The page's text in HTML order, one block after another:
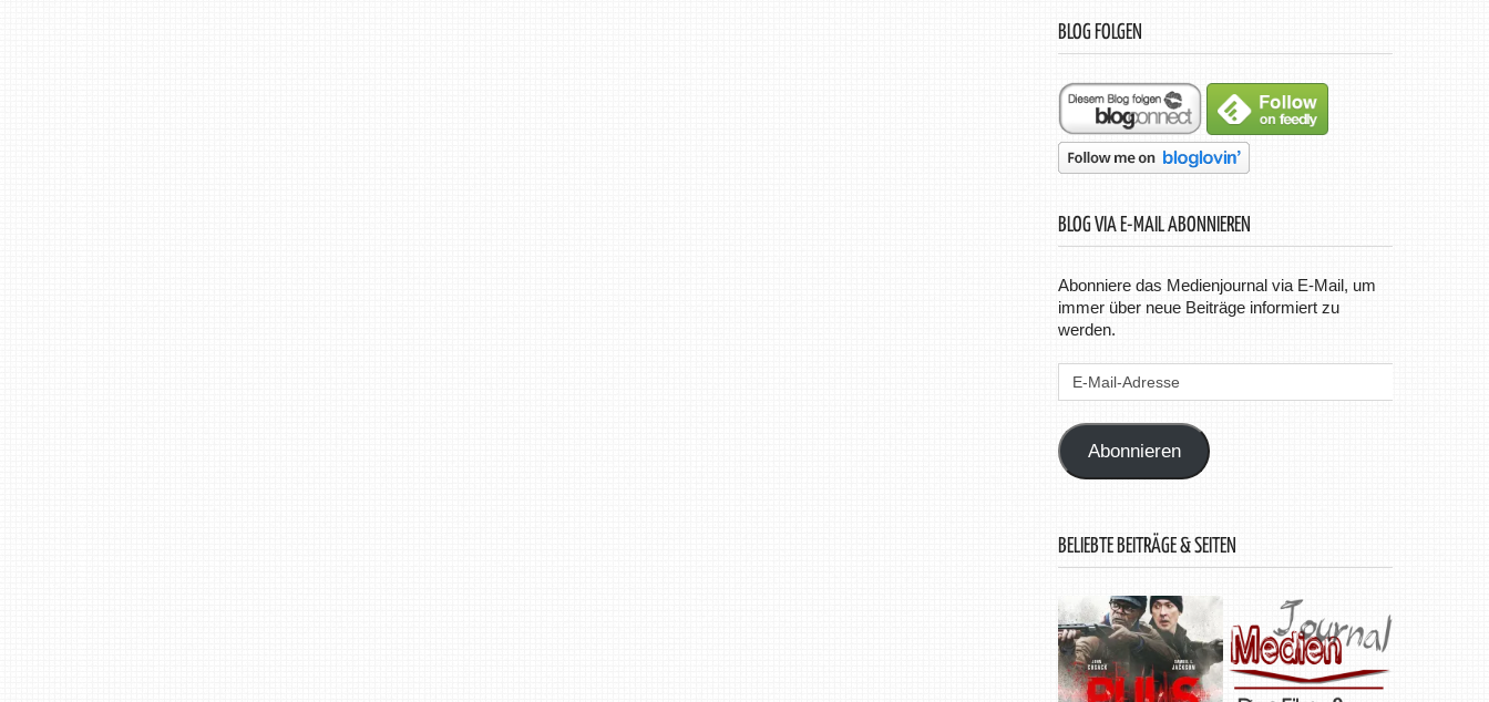
BLOG FOLGEN
BLOG VIA E-MAIL ABONNIEREN
Abonniere das Medienjournal via E-Mail, um
immer über neue Beiträge informiert zu
werden.
E-
Abonnieren
BELIEBTE BEITRÄGE & SEITEN